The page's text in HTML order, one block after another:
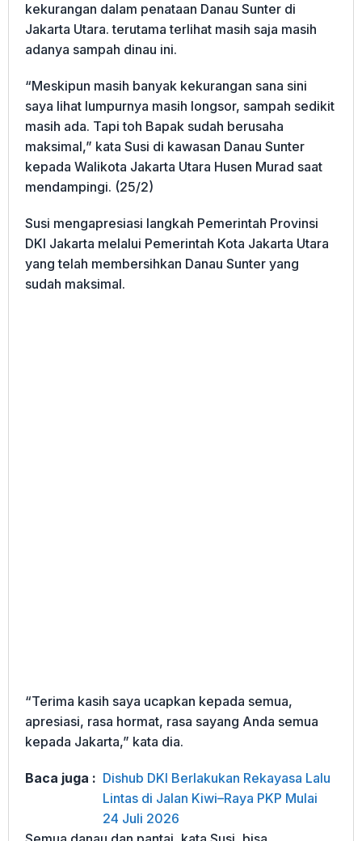
kekurangan dalam penataan Danau Sunter di
Jakarta Utara. terutama terlihat masih saja masih
adanya sampah dinau ini.
“Meskipun masih banyak kekurangan sana sini
saya lihat lumpurnya masih longsor, sampah sedikit
masih ada. Tapi toh Bapak sudah berusaha
maksimal,” kata Susi di kawasan Danau Sunter
kepada Walikota Jakarta Utara Husen Murad saat
mendampingi. (25/2)
Susi mengapresiasi langkah Pemerintah Provinsi
DKI Jakarta melalui Pemerintah Kota Jakarta Utara
yang telah membersihkan Danau Sunter yang
sudah maksimal.
“Terima kasih saya ucapkan kepada semua,
apresiasi, rasa hormat, rasa sayang Anda semua
kepada Jakarta,” kata dia.
Baca juga : Dishub DKI Berlakukan Rekayasa Lalu
Lintas di Jalan Kiwi–Raya PKP Mulai
24 Juli 2026